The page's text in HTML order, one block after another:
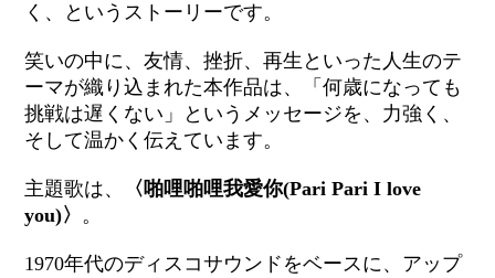
く、というストーリーです。
笑いの中に、友情、挫折、再生といった人生のテ
ーマが織り込まれた本作品は、「何歳になっても
挑戦は遅くない」というメッセージを、力強く、
そして温かく伝えています。
主題歌は、
〈啪哩啪哩我愛你(Pari Pari I love
you)〉 。
1970年代のディスコサウンドをベースに、アップ